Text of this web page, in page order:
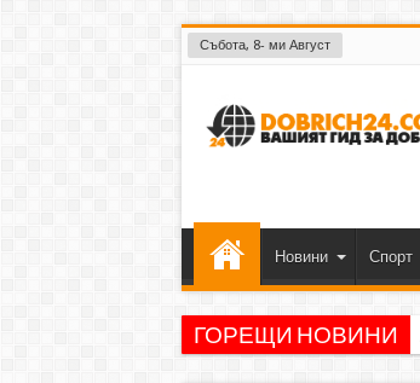
Събота, 8- ми Август
Новини Спорт
ГОРЕЩИ НОВИНИ